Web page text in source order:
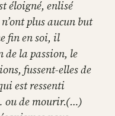
éloigné, enlisé
plus aucun but
fin en soi, il
de la passion, le
fussent-elles de
est ressenti
ou de mourir.(…)